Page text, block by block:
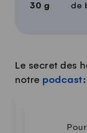
30 g de
Le secret des
notre podcast: